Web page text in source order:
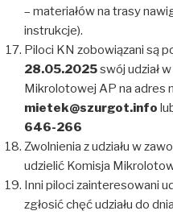
– materiałów na trasy
instrukcje).
Piloci KN zobowiązani są
28.05.2025swój udział
Mikrolotowej AP na adres
mietek@szurgot.info
646-266
Zwolnienia z udziału w
udzielić Komisja
Inni piloci zainteresowani
zgłosić chęć udziału do dnia